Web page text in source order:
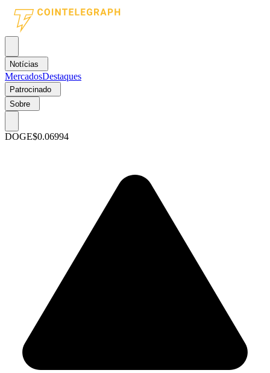
Notícias
MercadosDestaques
Patrocinado
Sobre
DOGE$0.06994